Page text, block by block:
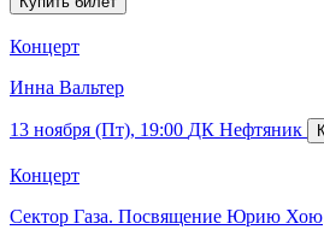
Концерт
Инна Вальтер
13 ноября (Пт), 19:00 ДК Нефтяник
Концерт
Сектор Газа. Посвящение Юрию Хою